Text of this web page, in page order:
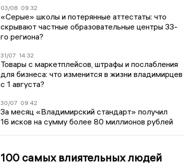
03/08 09:32
«Серые» школы и потерянные аттестаты: что
скрывают частные образовательные центры 33-
го региона?
31/07 14:32
Товары с маркетплейсов, штрафы и послабления
для бизнеса: что изменится в жизни владимирцев
с 1 августа?
30/07 09:42
За месяц «Владимирский стандарт» получил
16 исков на сумму более 80 миллионов рублей
100 самых влиятельных людей